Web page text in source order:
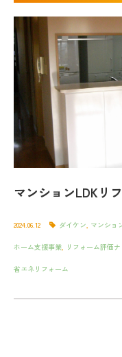
マンションLDKリ
2024.06.12 ダイケン, マンショ
ホーム支援事業, リフォーム評価ナ
省エネリフォーム